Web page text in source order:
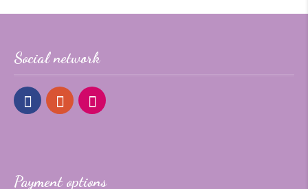
Social network
Payment options